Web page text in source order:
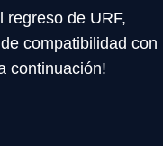
regreso de URF,
compatibilidad con
continuación!